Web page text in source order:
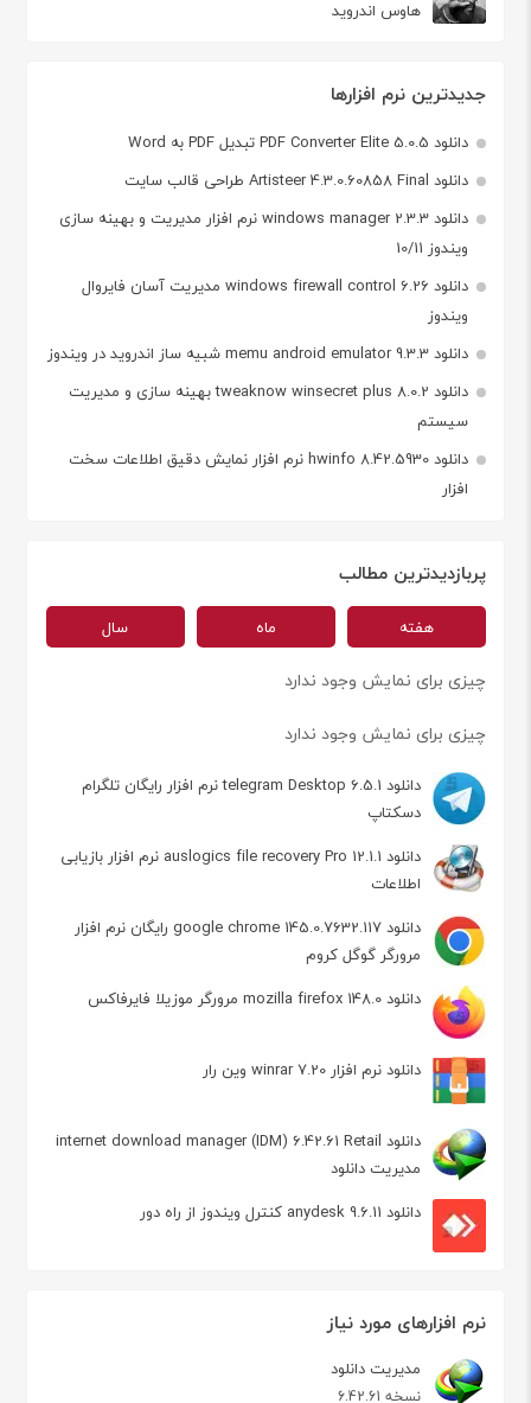
هاوس اندروید
جدیدترین نرم افزارها
دانلود PDF Converter Elite 5.0.5 تبدیل PDF به Word
دانلود Artisteer 4.3.0.60858 Final طراحی قالب سایت
دانلود windows manager 2.3.3 نرم افزار مدیریت و بهینه سازی
ویندوز 10/11
دانلود windows firewall control 6.26 مدیریت آسان فایروال
ویندوز
دانلود memu android emulator 9.3.3 شبیه ساز اندروید در ویندوز
دانلود tweaknow winsecret plus 8.0.2 بهینه سازی و مدیریت
سیستم
دانلود hwinfo 8.42.5930 نرم افزار نمایش دقیق اطلاعات سخت
افزار
پربازدیدترین مطالب
هفته ماه سال
چیزی برای نمایش وجود ندارد
چیزی برای نمایش وجود ندارد
دانلود telegram Desktop 6.5.1 نرم افزار رایگان تلگرام
دسکتاپ
دانلود auslogics file recovery Pro 12.1.1 نرم افزار بازیابی
اطلاعات
دانلود google chrome 145.0.7632.117 رایگان نرم افزار
مرورگر گوگل کروم
دانلود mozilla firefox 148.0 مرورگر موزیلا فایرفاکس
دانلود نرم افزار winrar 7.20 وین رار
دانلود internet download manager (IDM) 6.42.61 Retail
مدیریت دانلود
دانلود anydesk 9.6.11 کنترل ویندوز از راه دور
نرم افزارهای مورد نیاز
مدیریت دانلود
نسخه 6.42.61